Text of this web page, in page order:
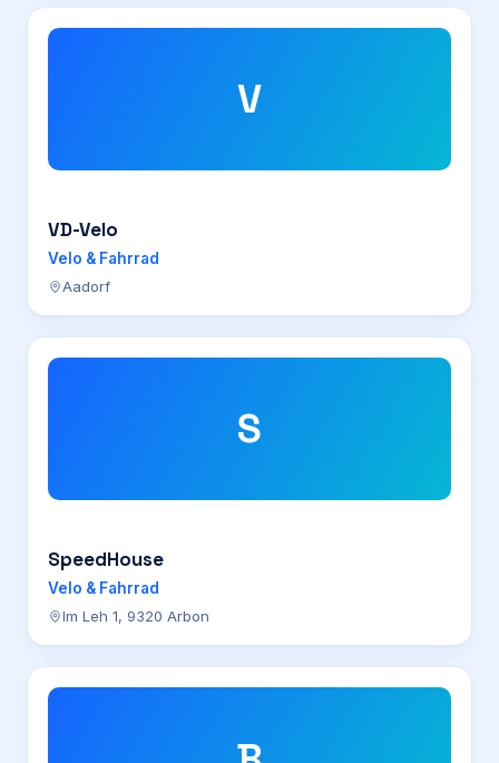
V
VD-Velo
Velo & Fahrrad
Aadorf
S
SpeedHouse
Velo & Fahrrad
Im Leh 1, 9320 Arbon